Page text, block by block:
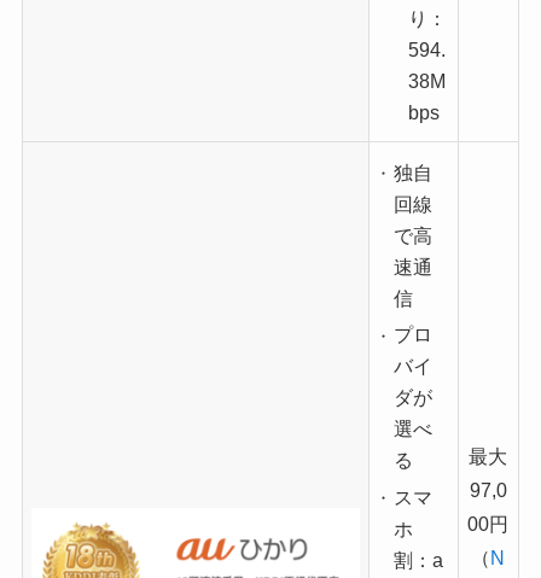
り：
594.
38M
bps
独自
回線
で高
速通
信
プロ
バイ
ダが
選べ
る
スマ
ホ
割：a
最大
97,0
00円
（N